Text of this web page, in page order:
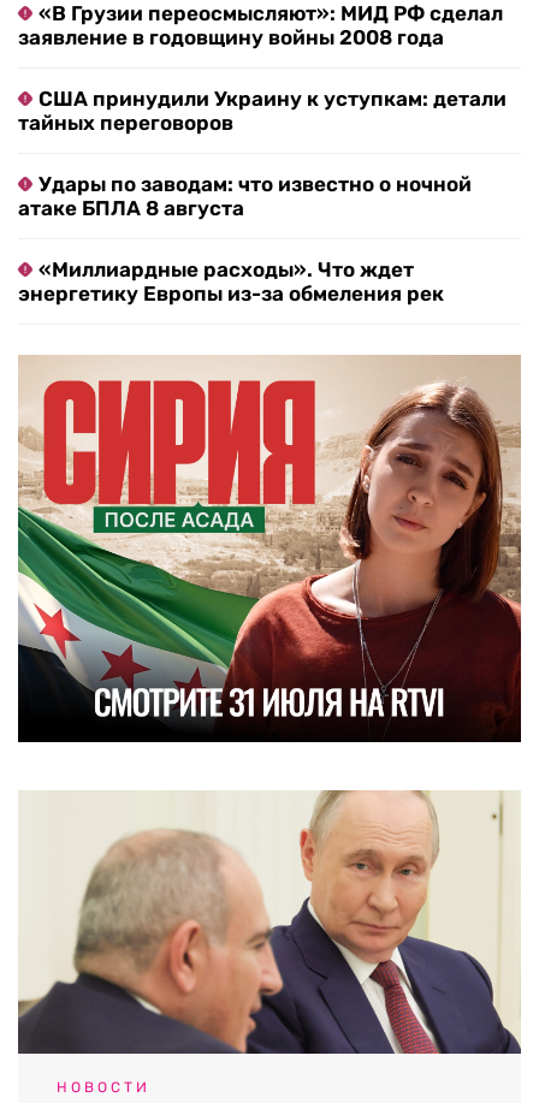
«В Грузии переосмысляют»: МИД РФ сделал
заявление в годовщину войны 2008 года
США принудили Украину к уступкам: детали
тайных переговоров
Удары по заводам: что известно о ночной
атаке БПЛА 8 августа
«Миллиардные расходы». Что ждет
энергетику Европы из-за обмеления рек
НОВОСТИ